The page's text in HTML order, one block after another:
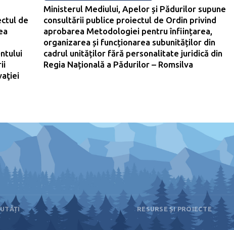
de
Ministerul Mediului, Apelor și Pădurilor supune
consultării publice proiectul de Ordin privind
aprobarea Metodologiei pentru înființarea,
organizarea și funcționarea subunităților din
cadrul unităților fără personalitate juridică din
Regia Națională a Pădurilor – Romsilva
RESURSE ȘI PROIECTE